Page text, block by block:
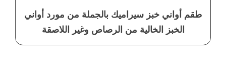
طقم أواني خبز سيراميك بالجملة من مورد أواني
الخبز الخالية من الرصاص وغير اللاصقة